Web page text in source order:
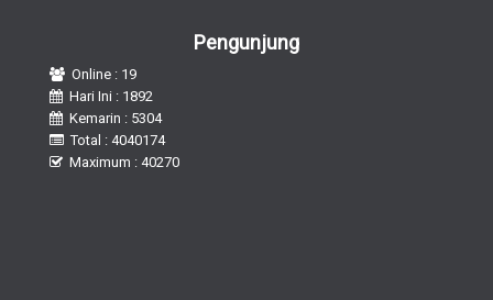
Pengunjung
Online : 19
Hari Ini : 1892
Kemarin : 5304
Total : 4040174
Maximum : 40270